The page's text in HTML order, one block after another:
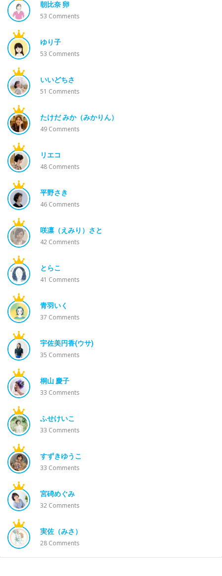
朝比奈 卵
53 Comments
ゆり子
53 Comments
いいどちさ
51 Comments
たけだ みか（みかりん）
49 Comments
リエコ
48 Comments
平野さき
46 Comments
咲凛（えみり）さと
42 Comments
とらこ
41 Comments
青羽いく
37 Comments
宇佐美円香(ウサ)
35 Comments
桐山 慶子
33 Comments
ふせけいこ
33 Comments
すずきゆうこ
33 Comments
宮碕めぐみ
32 Comments
実佐（みさ）
28 Comments